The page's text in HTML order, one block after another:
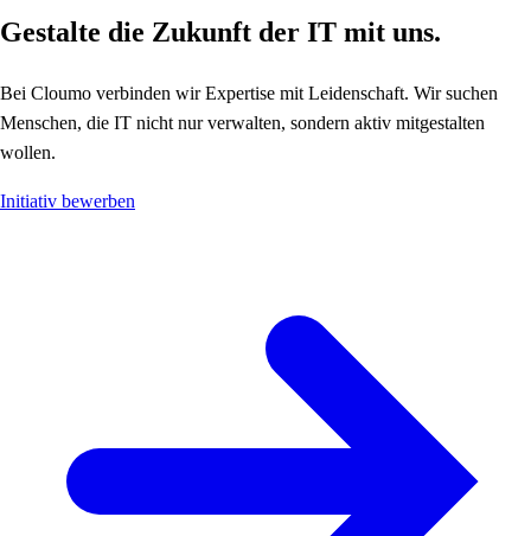
Gestalte die Zukunft der IT mit uns.
Bei Cloumo verbinden wir Expertise mit Leidenschaft. Wir suchen
Menschen, die IT nicht nur verwalten, sondern aktiv mitgestalten
wollen.
Initiativ bewerben